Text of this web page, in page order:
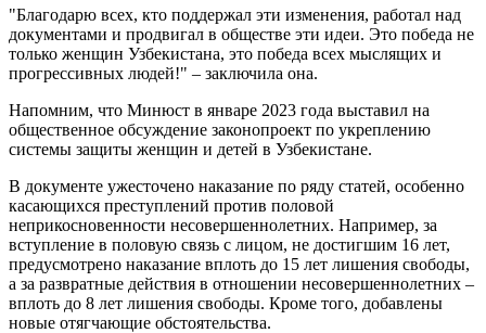
"Благодарю всех, кто поддержал эти изменения, работал над
документами и продвигал в обществе эти идеи. Это победа не
только женщин Узбекистана, это победа всех мыслящих и
прогрессивных людей!" – заключила она.
Напомним, что Минюст в январе 2023 года выставил на
общественное обсуждение законопроект по укреплению
системы защиты женщин и детей в Узбекистане.
В документе ужесточено наказание по ряду статей, особенно
касающихся преступлений против половой
неприкосновенности несовершеннолетних. Например, за
вступление в половую связь с лицом, не достигшим 16 лет,
предусмотрено наказание вплоть до 15 лет лишения свободы,
а за развратные действия в отношении несовершеннолетних –
вплоть до 8 лет лишения свободы. Кроме того, добавлены
новые отягчающие обстоятельства.